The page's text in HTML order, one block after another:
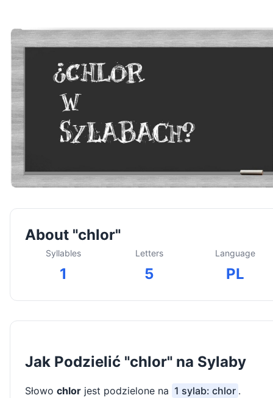
About "chlor"
Syllables
1
Letters
5
Language
PL
Jak Podzielić "chlor" na Sylaby
Słowo chlor jest podzielone na 1 sylab: chlor .